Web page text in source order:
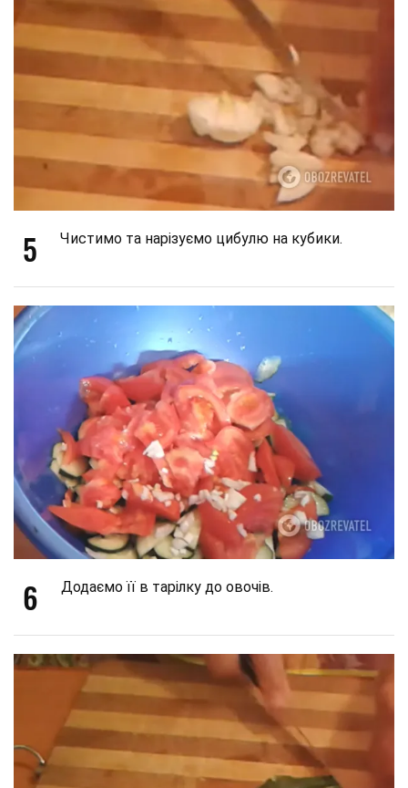
5 Чистимо та нарізуємо цибулю на кубики.
6 Додаємо її в тарілку до овочів.